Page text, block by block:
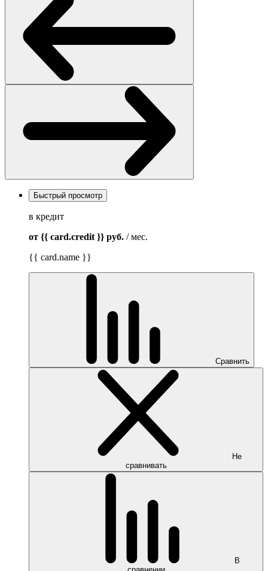
Быстрый просмотр
в кредит
от {{ card.credit }} руб. / мес.
{{ card.name }}
Сравнить
Не
сравнивать
В